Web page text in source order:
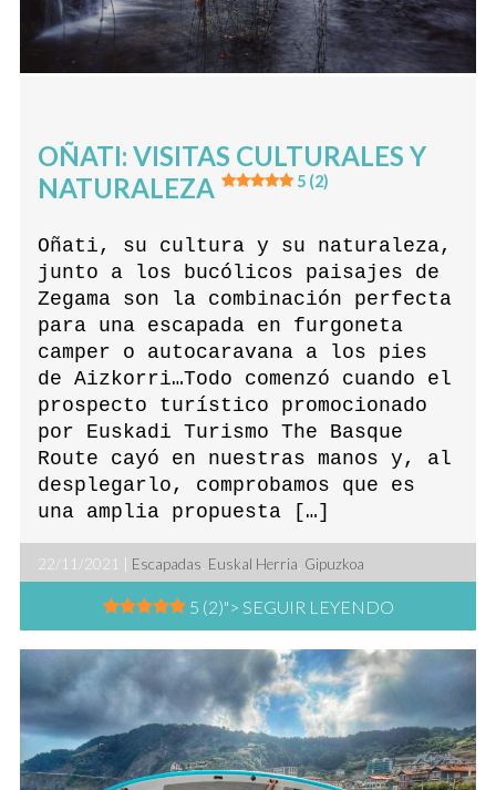
OÑATI: VISITAS CULTURALES Y
NATURALEZA
5 (2)
Oñati, su cultura y su naturaleza,
junto a los bucólicos paisajes de
Zegama son la combinación perfecta
para una escapada en furgoneta
camper o autocaravana a los pies
de Aizkorri…Todo comenzó cuando el
prospecto turístico promocionado
por Euskadi Turismo The Basque
Route cayó en nuestras manos y, al
desplegarlo, comprobamos que es
una amplia propuesta […]
22/11/2021 | Escapadas Euskal Herria Gipuzkoa
5 (2)"> SEGUIR LEYENDO